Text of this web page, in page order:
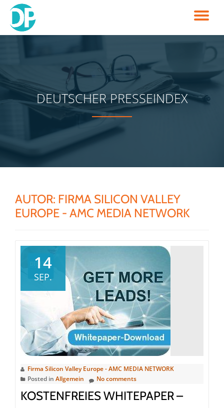
Skip
to
DEUTSCHER PRESSEINDEX
AUTOR: FIRMA SILICON VALLEY
EUROPE - AMC MEDIA NETWORK
14
SEP.
Firma Silicon Valley Europe - AMC MEDIA NETWORK
Posted in Allgemein No comments
KOSTENFREIES WHITEPAPER –